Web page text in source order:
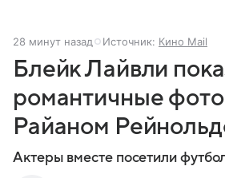
28 минут назад Источник: Кино Mail
Блейк Лайвли
романтичные
Райаном
Актеры вместе посетили